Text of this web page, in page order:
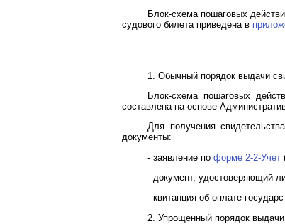
Блок-схема пошаговых
судового билета приведена в
1. Обычный порядок выдачи
Блок-схема пошаговых
составлена на основе
Для получения
документы:
- заявление по форме 2-2-Учет
- документ, удостоверяющий
- квитанция об оплате
2. Упрощенный порядок выдачи